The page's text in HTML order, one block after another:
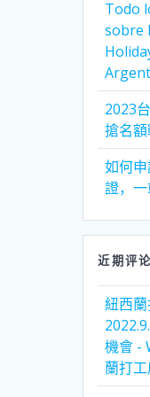
Todo
sobre
2023
搶名
如何
證，
近期评论
紐西
機會 -
蘭打